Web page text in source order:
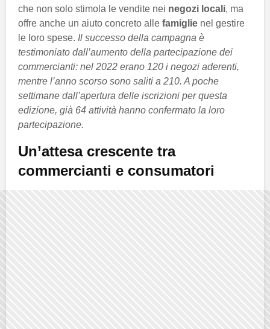
che non solo stimola le vendite nei negozi locali, ma
offre anche un aiuto concreto alle famiglie nel gestire
le loro spese. Il successo della campagna è
testimoniato dall’aumento della partecipazione dei
commercianti: nel 2022 erano 120 i negozi aderenti,
mentre l’anno scorso sono saliti a 210. A poche
settimane dall’apertura delle iscrizioni per questa
edizione, già 64 attività hanno confermato la loro
partecipazione.
Un’attesa crescente tra
commercianti e consumatori